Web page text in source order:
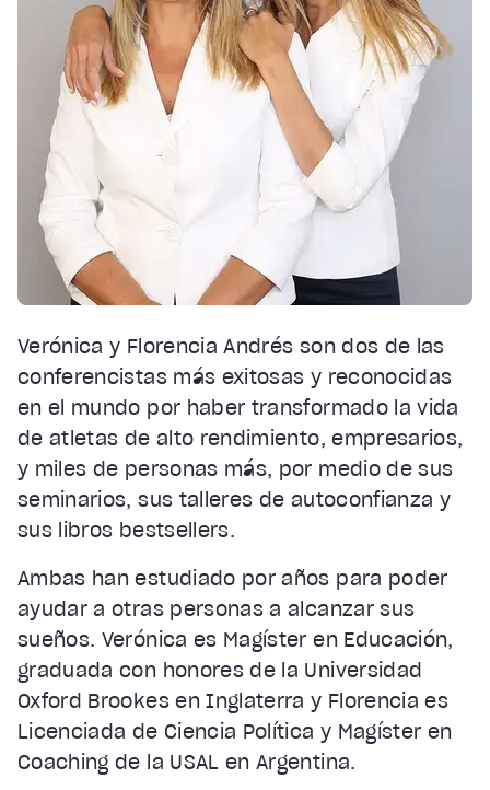
Verónica y Florencia Andrés son dos de las
conferencistas más exitosas y reconocidas
en el mundo por haber transformado la vida
de atletas de alto rendimiento, empresarios,
y miles de personas más, por medio de sus
seminarios, sus talleres de autoconfianza y
sus libros bestsellers.
Ambas han estudiado por años para poder
ayudar a otras personas a alcanzar sus
sueños. Verónica es Magíster en Educación,
graduada con honores de la Universidad
Oxford Brookes en Inglaterra y Florencia es
Licenciada de Ciencia Política y Magíster en
Coaching de la USAL en Argentina.